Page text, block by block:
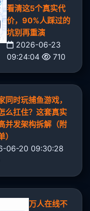
看清这5个真实代
价，90%人踩过的
坑别再重演
2026-06-23
09:24:04
710
同时玩捕鱼游戏，
么扛住？这套真实
并发架构拆解（附
06-20 09:30:28
万人在线不